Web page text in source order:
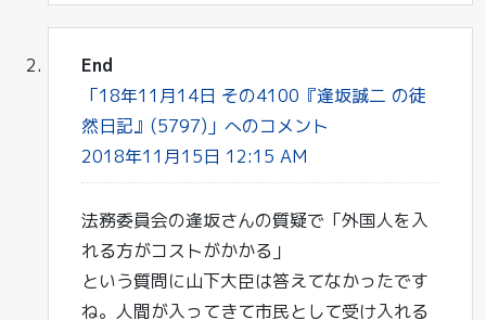
End
「18年11月14日 その4100『逢坂誠二 の徒
然日記』(5797)」へのコメント
2018年11月15日 12:15 AM
法務委員会の逢坂さんの質疑で「外国人を入
れる方がコストがかかる」
という質問に山下大臣は答えてなかったです
ね。人間が入ってきて市民として受け入れる